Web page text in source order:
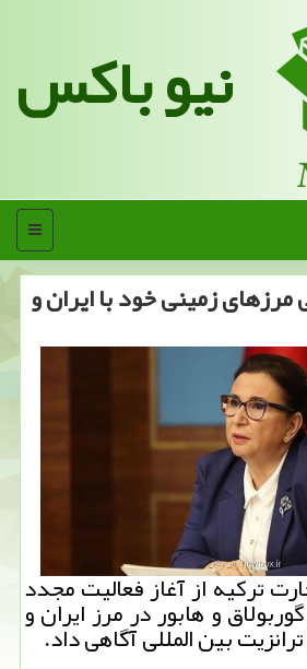
نیو باکس
منو
مرزهای زمینی خود با ایران و
تركیه از آغاز فعالیت مجدد
و هابور در مرز ایران و
بین المللی آگاهی داد.